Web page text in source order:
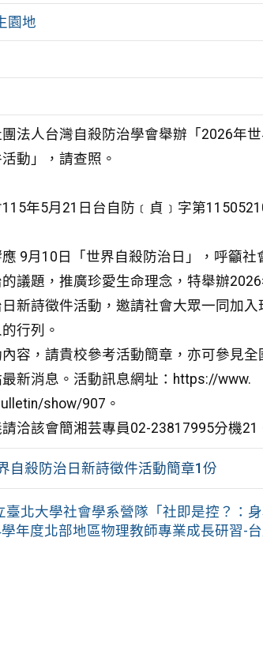
園地
法人台灣自殺防治學會舉辦「2026年
動」，請查照。
年5月21日台自防﹝貞﹞字第
9月10日「世界自殺防治日」，呼籲社
議題，推廣珍愛生命理念，特舉辦
新詩徵件活動，邀請社會大眾一同加入
行列。
容，請貴校參考活動簡章，亦可參見全
新消息。活動訊息網址：https://www.
show/907。
洽該會簡湘芸專員02-23817995分機21
自殺防治日新詩徵件活動簡章1份
臺北大學社會學系營隊「社即是控？：
年度北部地區物理教師專業成長研習-